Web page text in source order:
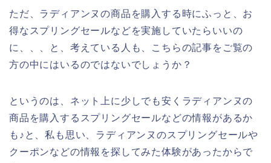
ただ、ラディアンヌの商品を購入する時にふっと、お
得なスプリングセールなどを実施していたらいいの
に、、、と、考えている人も、こちらの記事をご覧の
方の中にはいるのではないでしょうか？
というのは、ネット上に少しでも安くラディアンヌの
商品を購入するスプリングセールなどの情報があるか
も♪と、私も思い、ラディアンヌのスプリングセールや
クーポンなどの情報を探してみた体験があったからで